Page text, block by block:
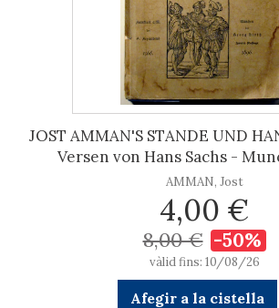
JOST AMMAN'S STANDE UND
Versen von Hans Sachs -
AMMAN, Jost
4,00 €
8,00 € -50%
vàlid fins: 10/08/26
Afegir a la cistella